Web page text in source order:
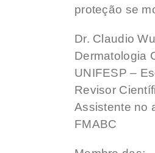
proteção se
Dr. Claudio
Dermatologia
UNIFESP –
Revisor
Assistente no
FMABC